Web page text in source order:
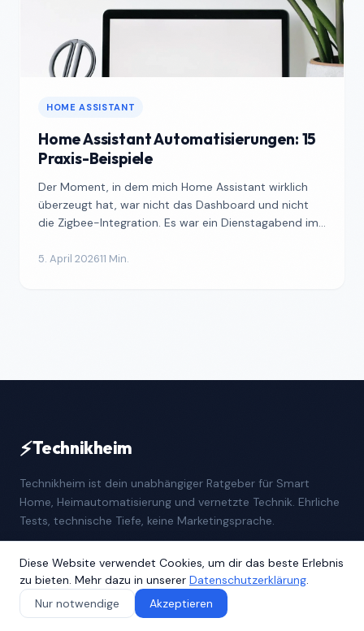
HOME ASSISTANT
Home Assistant Automatisierungen: 15
Praxis-Beispiele
Der Moment, in dem mich Home Assistant wirklich
überzeugt hat, war nicht das Dashboard und nicht
die Zigbee-Integration. Es war ein Dienstagabend im
5. April 202611 Min.
⚡Technikheim
Technikheim ist dein unabhängiger Ratgeber für Smart
Home, Heimautomatisierung und vernetzte Technik. Ehrliche
Tests, technische Tiefe, keine Marketingsprache.
KATEGORIEN
Smart Home Einstieg
Protokolle & Standards
Diese Website verwendet Cookies, um dir das beste Erlebnis
zu bieten. Mehr dazu in unserer Datenschutzerklärung.
Nur notwendige
Akzeptieren